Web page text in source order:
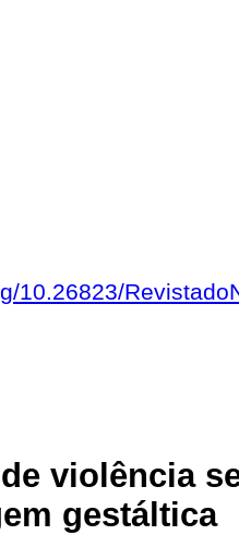
10.26823/
violência
gestáltica